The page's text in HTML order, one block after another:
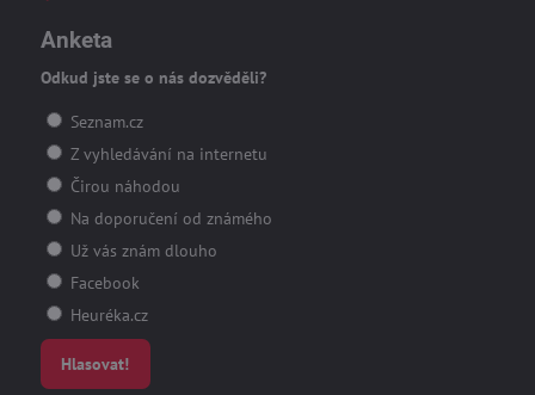
Anketa
Odkud jste se o nás dozvěděli?
Seznam.cz
Z vyhledávání na internetu
Čirou náhodou
Na doporučení od známého
Už vás znám dlouho
Facebook
Heuréka.cz
Hlasovat!